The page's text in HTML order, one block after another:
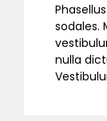
sodales.
nulla